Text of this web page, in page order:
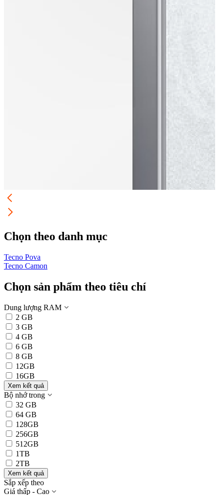
Chọn theo danh mục
Tecno Pova
Tecno Camon
Chọn sản phẩm theo tiêu chí
Dung lượng RAM
2 GB
3 GB
4 GB
6 GB
8 GB
12GB
16GB
Xem kết quả
Bộ nhớ trong
32 GB
64 GB
128GB
256GB
512GB
1TB
2TB
Xem kết quả
Sắp xếp theo
Giá thấp - Cao